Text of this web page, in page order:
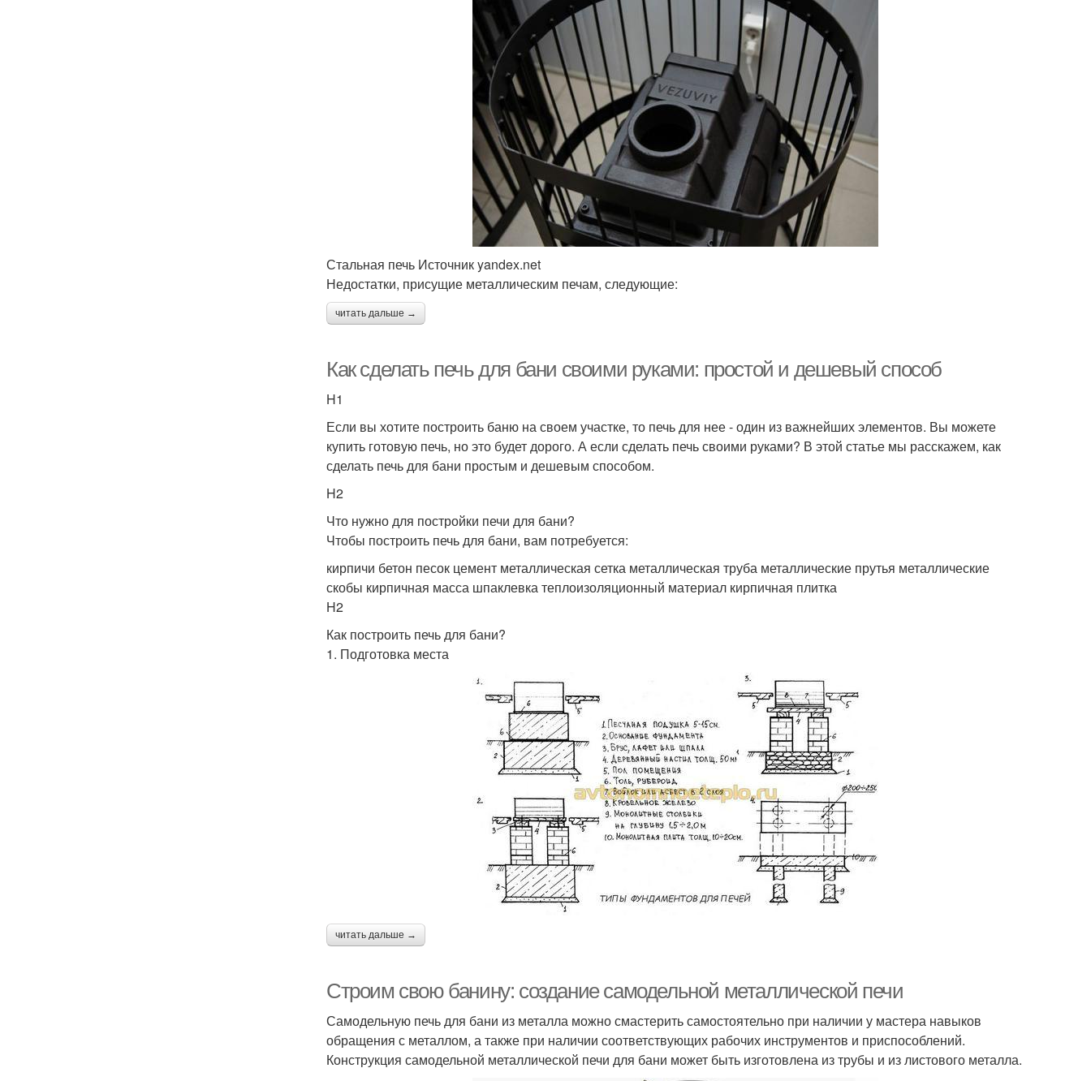
Стальная печь Источник yandex.net
Недостатки, присущие металлическим печам, следующие:
читать дальше →
Как сделать печь для бани своими руками: простой и дешевый способ
H1
Если вы хотите построить баню на своем участке, то печь для нее - один из важнейших элементов. Вы можете
купить готовую печь, но это будет дорого. А если сделать печь своими руками? В этой статье мы расскажем, как
сделать печь для бани простым и дешевым способом.
H2
Что нужно для постройки печи для бани?
Чтобы построить печь для бани, вам потребуется:
кирпичи бетон песок цемент металлическая сетка металлическая труба металлические прутья металлические
скобы кирпичная масса шпаклевка теплоизоляционный материал кирпичная плитка
H2
Как построить печь для бани?
1. Подготовка места
читать дальше →
Строим свою банину: создание самодельной металлической печи
Самодельную печь для бани из металла можно смастерить самостоятельно при наличии у мастера навыков
обращения с металлом, а также при наличии соответствующих рабочих инструментов и приспособлений.
Конструкция самодельной металлической печи для бани может быть изготовлена из трубы и из листового металла.